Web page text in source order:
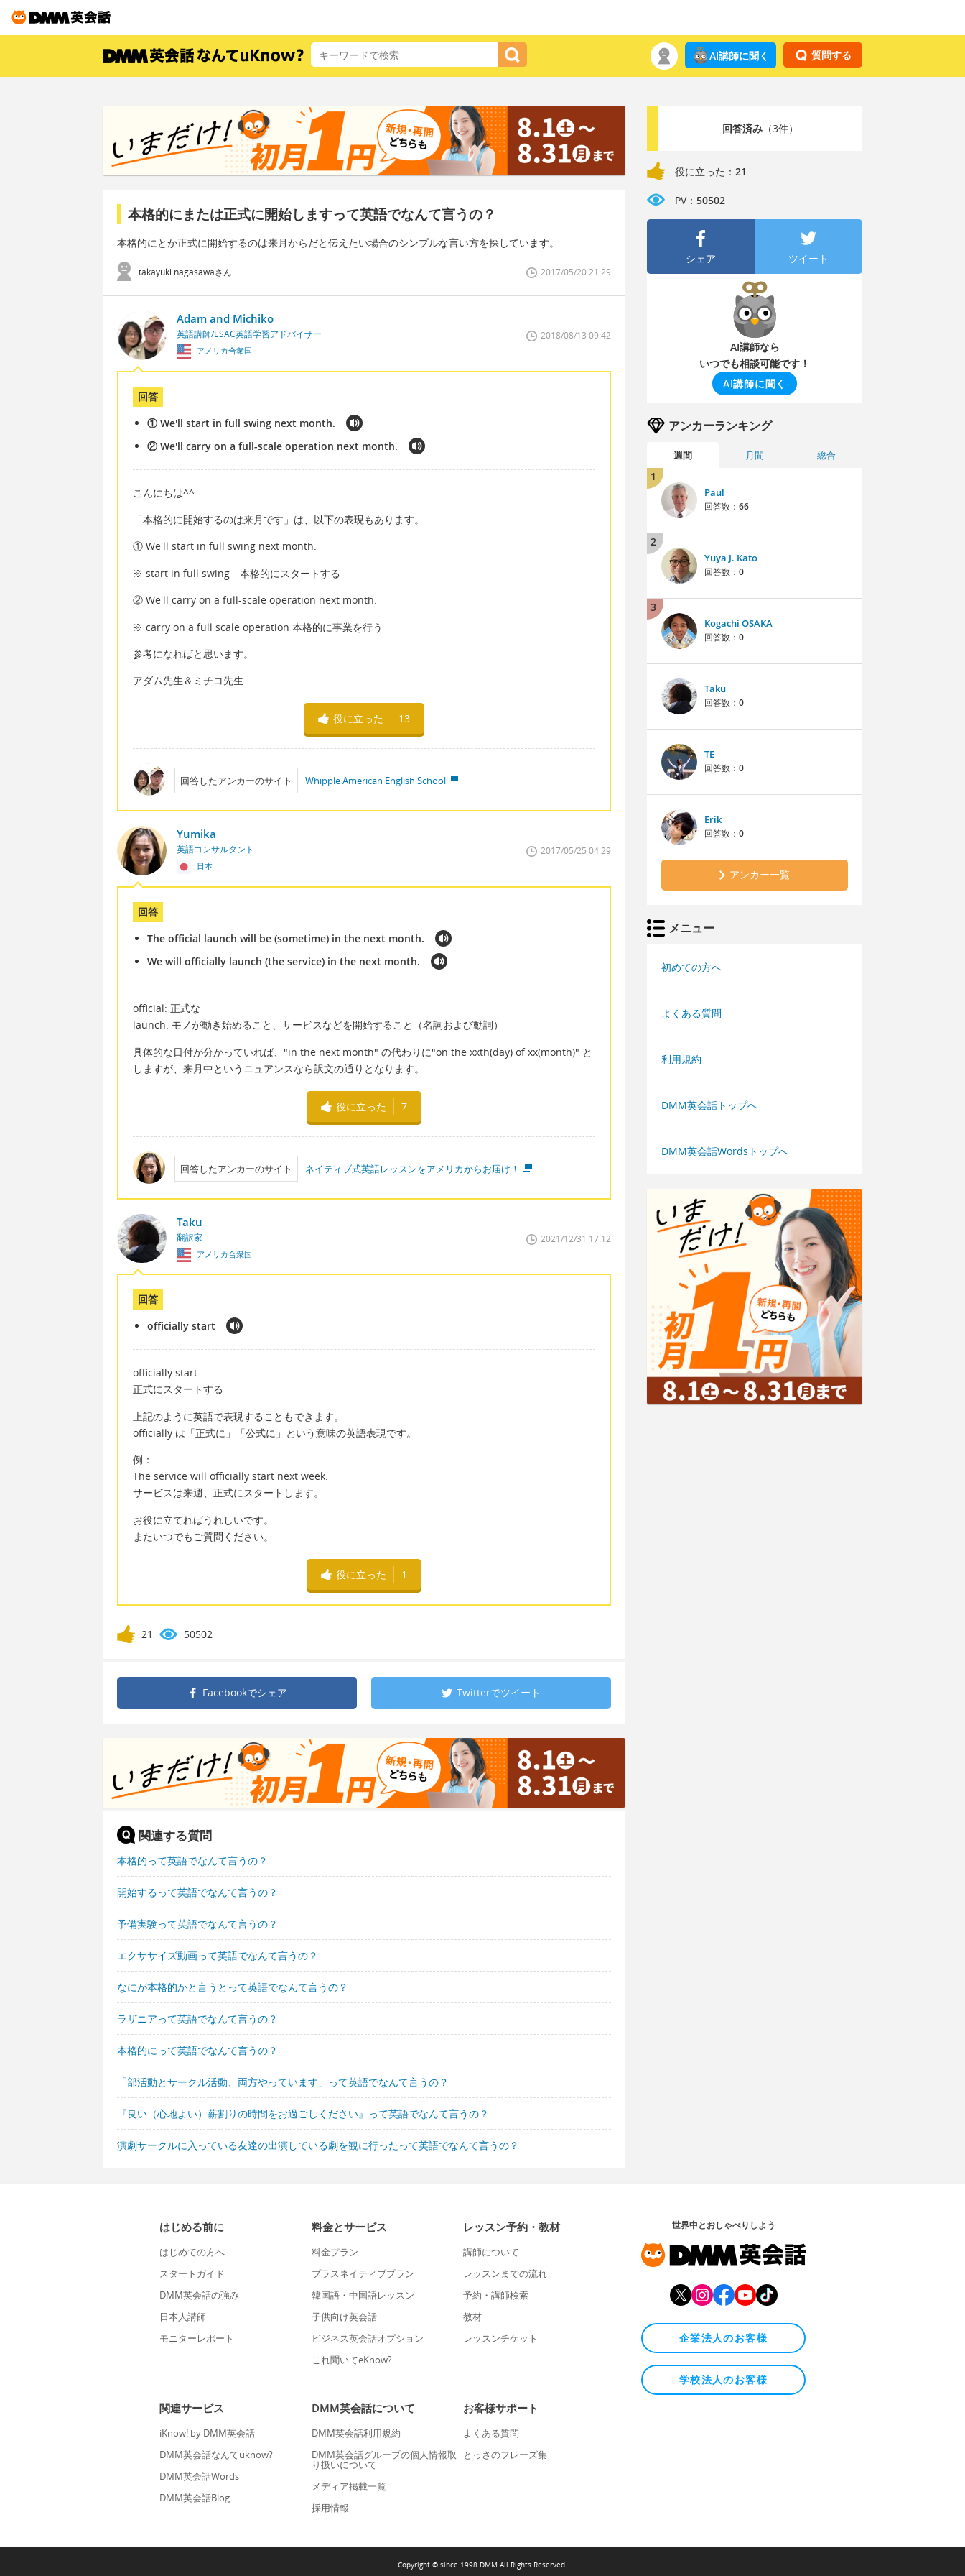
質問する
AI講師に聞く
本格的にまたは正式に開始しますって英語でなんて言うの？
本格的にとか正式に開始するのは来月からだと伝えたい場合のシンプルな言い方を探しています。
takayuki nagasawaさん 2017/05/20 21:29
Adam and Michiko
英語講師/ESAC英語学習アドバイザー
アメリカ合衆国
2018/08/13 09:42
回答
① We'll start in full swing next month.
② We'll carry on a full-scale operation next month.
こんにちは^^
「本格的に開始するのは来月です」は、以下の表現もあります。
① We'll start in full swing next month.
※ start in full swing 本格的にスタートする
② We'll carry on a full-scale operation next month.
※ carry on a full scale operation 本格的に事業を行う
参考になればと思います。
アダム先生＆ミチコ先生
役に立った 13
回答したアンカーのサイト Whipple American English School
Yumika
英語コンサルタント
日本
2017/05/25 04:29
回答
The official launch will be (sometime) in the next month.
We will officially launch (the service) in the next month.
official: 正式な
launch: モノが動き始めること、サービスなどを開始すること（名詞および動詞）
具体的な日付が分かっていれば、"in the next month" の代わりに"on the xxth(day) of xx(month)" と
しますが、来月中というニュアンスなら訳文の通りとなります。
役に立った 7
回答したアンカーのサイト ネイティブ式英語レッスンをアメリカからお届け！
Taku
翻訳家
アメリカ合衆国
2021/12/31 17:12
回答
officially start
officially start
正式にスタートする
上記のように英語で表現することもできます。
officially は「正式に」「公式に」という意味の英語表現です。
例：
The service will officially start next week.
サービスは来週、正式にスタートします。
お役に立てればうれしいです。
またいつでもご質問ください。
役に立った 1
21 50502
Facebookでシェア Twitterでツイート
関連する質問
本格的って英語でなんて言うの？
開始するって英語でなんて言うの？
予備実験って英語でなんて言うの？
エクササイズ動画って英語でなんて言うの？
なにが本格的かと言うとって英語でなんて言うの？
ラザニアって英語でなんて言うの？
本格的にって英語でなんて言うの？
「部活動とサークル活動、両方やっています」って英語でなんて言うの？
『良い（心地よい）薪割りの時間をお過ごしください』って英語でなんて言うの？
演劇サークルに入っている友達の出演している劇を観に行ったって英語でなんて言うの？
回答済み（3件）
役に立った： 21
PV： 50502
シェア ツイート
AI講師なら
いつでも相談可能です！
AI講師に聞く
アンカーランキング
週間 月間 総合
1
Paul
回答数： 66
2
Yuya J. Kato
回答数： 0
3
Kogachi OSAKA
回答数： 0
Taku
回答数： 0
TE
回答数： 0
Erik
回答数： 0
アンカー一覧
メニュー
初めての方へ
よくある質問
利用規約
DMM英会話トップへ
DMM英会話Wordsトップへ
はじめる前に
はじめての方へ
スタートガイド
DMM英会話の強み
日本人講師
モニターレポート
料金とサービス
料金プラン
プラスネイティブプラン
韓国語・中国語レッスン
子供向け英会話
ビジネス英会話オプション
これ聞いてeKnow?
レッスン予約・教材
講師について
レッスンまでの流れ
予約・講師検索
教材
レッスンチケット
関連サービス
iKnow! by DMM英会話
DMM英会話なんてuknow?
DMM英会話Words
DMM英会話Blog
DMM英会話について
DMM英会話利用規約
DMM英会話グループの個人情報取
り扱いについて
メディア掲載一覧
採用情報
お客様サポート
よくある質問
とっさのフレーズ集
世界中とおしゃべりしよう
企業法人のお客様
学校法人のお客様
Copyright © since 1998 DMM All Rights Reserved.